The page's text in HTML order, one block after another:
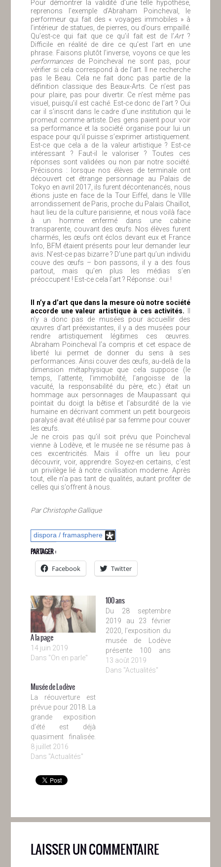
Pour démontrer la validité d’une telle hypothèse,
reprenons l’exemple d’Abraham Poincheval, le
performeur qui fait des « voyages immobiles » à
l’intérieur de statues, de pierres, ou d’ours empaillé.
Qu’est-ce qui fait que ce qu’il fait est de l’Art ?
Difficile en réalité de dire ce qu’est l’art en une
phrase. Faisons plutôt l’inverse, voyons ce que les
performancesde Poincheval ne sont pas, pour
vérifier si cela correspond à de l’art. Il ne recherche
pas le Beau. Cela ne fait donc pas partie de la
définition classique des Beaux-Arts. Ce n’est pas
pour plaire, pas pour divertir. Ce n’est même pas
visuel, puisqu’il est caché. Est-ce donc de l’art ? Oui
car il s’inscrit dans le cadre d’une institution qui le
promeut comme artiste. Des gens paient pour voir
sa performance et la société organise pour lui un
espace pour qu’il puisse s’exprimer artistiquement.
Est-ce que cela a de la valeur artistique ? Est-ce
intéressant ? Faut-il le valoriser ? Toutes ces
réponses sont validées ou non par notre société.
Précisons : lorsque nos élèves de terminale ont
découvert cet étrange personnage au Palais de
Tokyo en avril 2017, ils furent décontenancés, nous
étions juste en face de la Tour Eiffel, dans le VIIIe
arrondissement de Paris, proche du Palais Chaillot,
haut lieu de la culture parisienne, et nous voilà face
à un homme enfermé dans une cabine
transparente, couvant des œufs. Nos élèves furent
charmés, les œufs ont éclos devant eux et France
Info, BFM étaient présents pour leur demander leur
avis. N’est-ce pas bizarre ? D’une part qu’un individu
couve des œufs – bon passons, il y a des fous
partout, mais qu’en plus les médias s’en
préoccupent ! Est-ce cela l’art ? Réponse : oui !
Il n’y a d’art que dans la mesure où notre société
accorde une valeur artistique à ces activités.
n’y a donc pas de musées pour accueillir des
œuvres d’art préexistantes, il y a des musées pour
rendre artistiquement légitimes ces œuvres.
Abraham Poincheval l’a compris et cet espace de
liberté lui permet de donner du sens à ses
performances. Ainsi couver des œufs, au-delà de la
dimension métaphysique que cela suppose (le
temps, l’attente, l’immobilité, l’angoisse de la
vacuité, la responsabilité du père, etc.) était un
hommage aux personnages de Maupassant qui
pointait du doigt la bêtise et l’absurdité de la vie
humaine en décrivant comment un petit bourgeois
paralysé avait été utilisé par sa femme pour couver
les œufs.
Je ne crois pas qu’il soit prévu que Poincheval
vienne à Lodève, et le musée ne se résume pas à
ces excentricités. Mais il offre un lieu pour
découvrir, voir, apprendre. Soyez-en certains, c’est
un privilège lié à notre civilisation moderne. Après
tout, elle n’a pas tant de qualités, autant profiter de
celles qui s’offrent à nous.
Par Christophe Gallique
dispora / framasphere
PARTAGER :
Facebook
Twitter
A la page
14 juin 2019
Dans "On en parle"
100 ans
Du 28 septembre
2019 au 23 février
2020, l’exposition du
musée de Lodève
présente 100 ans
d’art Belge :
paysagisme,
13 août 2019
Dans "Actualités"
Musée de Lodève
La réouverture est
prévue pour 2018. La
grande exposition
d’été est déjà
quasiment finalisée.
Le nouveau musée
aura une surface
doublée
essentiellement
archéologique/paléontologique
grandes expositions
atteindra 550m2
8 juillet 2016
Dans "Actualités"
LAISSER UN COMMENTAIRE